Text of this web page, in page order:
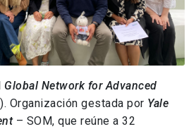
Global Network for Advanced
Organización gestada por Yale
– SOM, que reúne a 32